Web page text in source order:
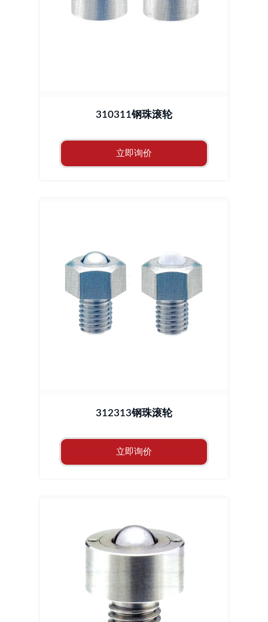
310311钢珠滚轮
立即询价
312313钢珠滚轮
立即询价